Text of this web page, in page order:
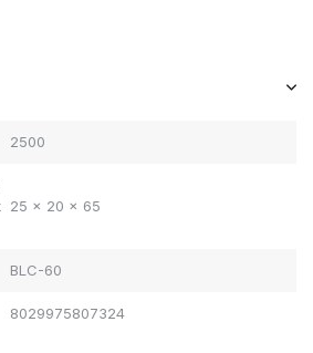
2500
25 x 20 x 65
BLC-60
8029975807324